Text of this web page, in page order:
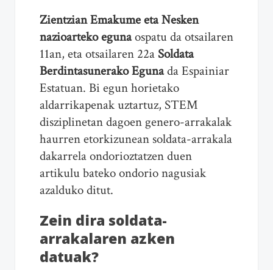
Zientzian Emakume eta Nesken
nazioarteko egunaospatu da otsailaren
11an, eta otsailaren 22a Soldata
Berdintasunerako Egunada Espainiar
Estatuan. Bi egun horietako
aldarrikapenak uztartuz, STEM
disziplinetan dagoen genero-arrakalak
haurren etorkizunean soldata-arrakala
dakarrela ondorioztatzen duen
artikulu bateko ondorio nagusiak
azalduko ditut.
Zein dira soldata-
arrakalaren azken
datuak?